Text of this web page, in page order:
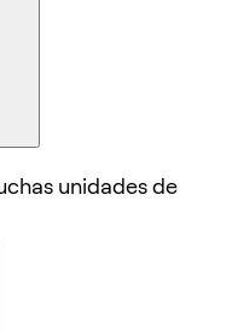
unidades de